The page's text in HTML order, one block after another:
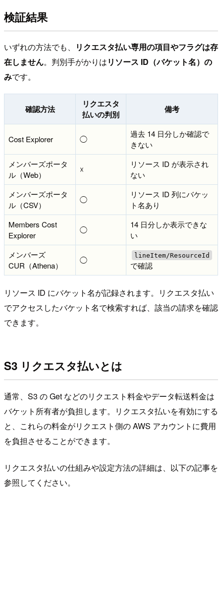
検証結果
いずれの方法でも、
リクエスタ払い専用の項目やフラグは存
在しません。判別手がかりはリソース ID（バケット名）の
みです。
確認方法
リクエスタ
払いの判別
備考
Cost Explorer ◯
過去 14 日分しか確認で
きない
メンバーズポータ
ル（Web）
☓
リソース ID が表示され
ない
メンバーズポータ
ル（CSV）
◯
リソース ID 列にバケッ
ト名あり
Members Cost
Explorer
◯
14 日分しか表示できな
い
メンバーズ
CUR（Athena）
◯ lineItem/ResourceId
で確認
リソース ID にバケット名が記録されます。リクエスタ払い
でアクセスしたバケット名で検索すれば、該当の請求を確認
できます。
S3 リクエスタ払いとは
通常、S3 の Get などのリクエスト料金やデータ転送料金は
バケット所有者が負担します。リクエスタ払いを有効にする
と、これらの料金がリクエスト側の AWS アカウントに費用
を負担させることができます。
リクエスタ払いの仕組みや設定方法の詳細は、以下の記事を
参照してください。